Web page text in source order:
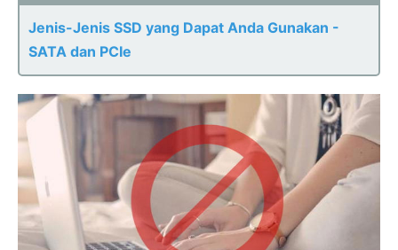
Jenis-Jenis SSD yang Dapat Anda Gunakan -
SATA dan PCIe